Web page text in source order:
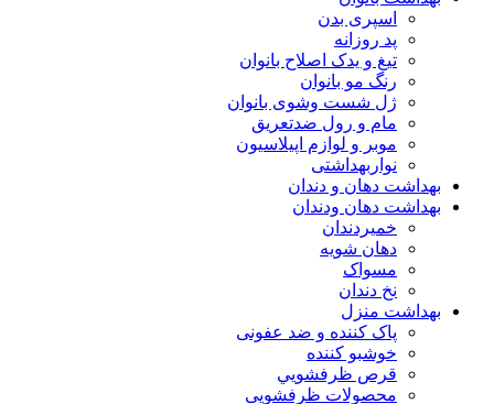
اسپری بدن
پد روزانه
تیغ و یدک اصلاح بانوان
رنگ مو بانوان
ژل شست وشوی بانوان
مام و رول ضدتعریق
موبر و لوازم اپیلاسیون
نواربهداشتی
بهداشت دهان و دندان
بهداشت دهان ودندان
خمیردندان
دهان شویه
مسواک
نخ دندان
بهداشت منزل
پاک کننده و ضد عفونی
خوشبو کننده
قرص ظرفشويي
محصولات ظرفشویی